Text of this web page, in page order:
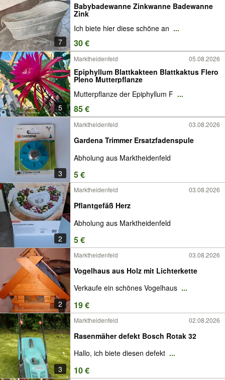
7
Babybadewanne Zinkwanne Badewanne
Zink
Ich biete hier diese schöne an ...
30 €
5
Marktheidenfeld 05.08.2026
Epiphyllum Blattkakteen Blattkaktus Flero
Pleno Mutterpflanze
Mutterpflanze der Epiphyllum F ...
85 €
3
Marktheidenfeld 03.08.2026
Gardena Trimmer Ersatzfadenspule
Abholung aus Marktheidenfeld
5 €
2
Marktheidenfeld 03.08.2026
Pflantgefäß Herz
Abholung aus Marktheidenfeld
5 €
2
Marktheidenfeld 03.08.2026
Vogelhaus aus Holz mit Lichterkette
Verkaufe ein schönes Vogelhaus ...
19 €
3
Marktheidenfeld 02.08.2026
Rasenmäher defekt Bosch Rotak 32
Hallo, ich biete diesen defekt ...
10 €